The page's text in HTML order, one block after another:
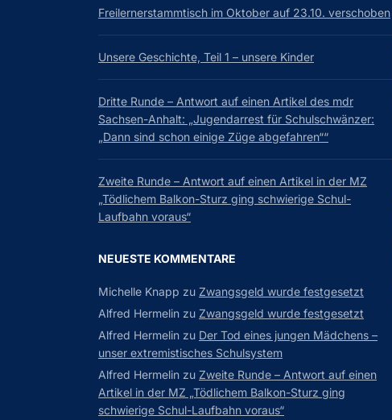
Freilernerstammtisch im Oktober auf 23.10. verschoben
Unsere Geschichte, Teil 1 – unsere Kinder
Dritte Runde – Antwort auf einen Artikel des mdr
Sachsen-Anhalt: „Jugendarrest für Schulschwänzer:
„Dann sind schon einige Züge abgefahren““
Zweite Runde – Antwort auf einen Artikel in der MZ
„Tödlichem Balkon-Sturz ging schwierige Schul-
Laufbahn voraus“
NEUESTE KOMMENTARE
Michelle Knapp zu Zwangsgeld wurde festgesetzt
Alfred Hermelin zu Zwangsgeld wurde festgesetzt
Alfred Hermelin zu Der Tod eines jungen Mädchens –
unser extremistisches Schulsystem
Alfred Hermelin zu Zweite Runde – Antwort auf einen
Artikel in der MZ „Tödlichem Balkon-Sturz ging
schwierige Schul-Laufbahn voraus“